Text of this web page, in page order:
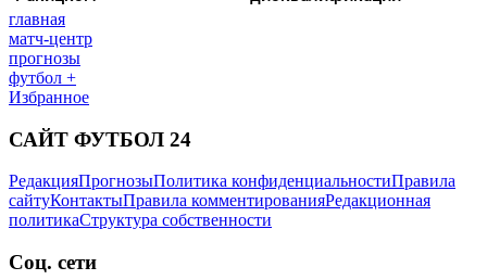
главная
матч-центр
прогнозы
футбол +
Избранное
САЙТ ФУТБОЛ 24
РедакцияПрогнозыПолитика конфиденциальностиПравила
сайтуКонтактыПравила комментированияРедакционная
политикаСтруктура собственности
Соц. сети